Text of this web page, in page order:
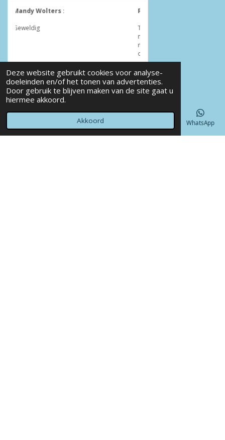
Deze website gebruikt cookies voor analyse-
doeleinden en/of het tonen van advertenties.
Door gebruik te blijven maken van de site gaat u
hiermee akkoord.
Akkoord
© 2022 - 2026 Annet4Crea
Telefoonnummer WhatsApp